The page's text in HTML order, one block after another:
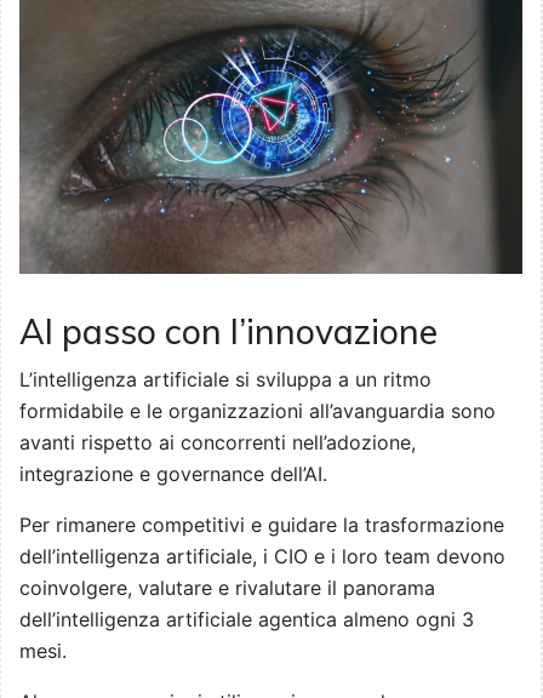
Al passo con l’innovazione
L’intelligenza artificiale si sviluppa a un ritmo
formidabile e le organizzazioni all’avanguardia sono
avanti rispetto ai concorrenti nell’adozione,
integrazione e governance dell’AI.
Per rimanere competitivi e guidare la trasformazione
dell’intelligenza artificiale, i CIO e i loro team devono
coinvolgere, valutare e rivalutare il panorama
dell’intelligenza artificiale agentica almeno ogni 3
mesi.